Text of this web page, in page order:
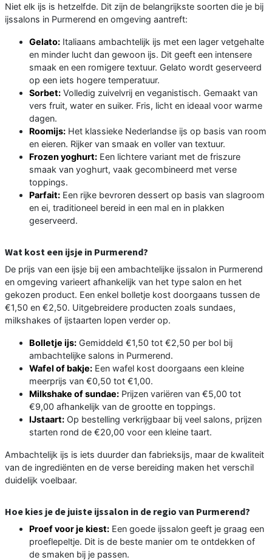
Niet elk ijs is hetzelfde. Dit zijn de belangrijkste soorten die je bij
ijssalons in Purmerend en omgeving aantreft:
Gelato: Italiaans ambachtelijk ijs met een lager vetgehalte
en minder lucht dan gewoon ijs. Dit geeft een intensere
smaak en een romigere textuur. Gelato wordt geserveerd
op een iets hogere temperatuur.
Sorbet: Volledig zuivelvrij en veganistisch. Gemaakt van
vers fruit, water en suiker. Fris, licht en ideaal voor warme
dagen.
Roomijs: Het klassieke Nederlandse ijs op basis van room
en eieren. Rijker van smaak en voller van textuur.
Frozen yoghurt: Een lichtere variant met de friszure
smaak van yoghurt, vaak gecombineerd met verse
toppings.
Parfait: Een rijke bevroren dessert op basis van slagroom
en ei, traditioneel bereid in een mal en in plakken
geserveerd.
Wat kost een ijsje in Purmerend?
De prijs van een ijsje bij een ambachtelijke ijssalon in Purmerend
en omgeving varieert afhankelijk van het type salon en het
gekozen product. Een enkel bolletje kost doorgaans tussen de
€1,50 en €2,50. Uitgebreidere producten zoals sundaes,
milkshakes of ijstaarten lopen verder op.
Bolletje ijs: Gemiddeld €1,50 tot €2,50 per bol bij
ambachtelijke salons in Purmerend.
Wafel of bakje: Een wafel kost doorgaans een kleine
meerprijs van €0,50 tot €1,00.
Milkshake of sundae: Prijzen variëren van €5,00 tot
€9,00 afhankelijk van de grootte en toppings.
IJstaart: Op bestelling verkrijgbaar bij veel salons, prijzen
starten rond de €20,00 voor een kleine taart.
Ambachtelijk ijs is iets duurder dan fabrieksijs, maar de kwaliteit
van de ingrediënten en de verse bereiding maken het verschil
duidelijk voelbaar.
Hoe kies je de juiste ijssalon in de regio van Purmerend?
Proef voor je kiest: Een goede ijssalon geeft je graag een
proeflepeltje. Dit is de beste manier om te ontdekken of
de smaken bij je passen.